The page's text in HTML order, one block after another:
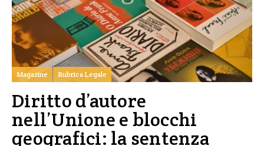
Magazine Rubrica Legale
Diritto d’autore
nell’Unione e blocchi
geografici: la sentenza